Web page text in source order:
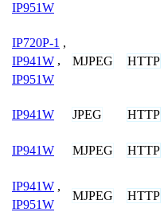
IP951W
IP720P-1 ,
IP941W ,
IP951W
MJPEG HTTP
IP941W JPEG HTTP
IP941W MJPEG HTTP
IP941W ,
IP951W
MJPEG HTTP